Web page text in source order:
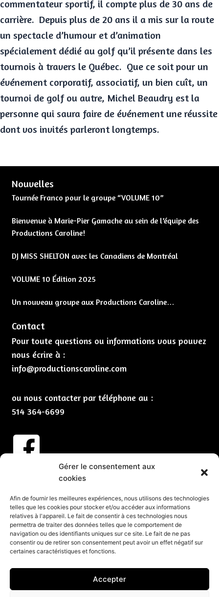
Gérer le consentement aux
cookies
Afin de fournir les meilleures expériences, nous utilisons des technologies
telles que les cookies pour stocker et/ou accéder aux informations
relatives à l'appareil. Le fait de consentir à ces technologies nous
permettra de traiter des données telles que le comportement de
navigation ou des identifiants uniques sur ce site. Le fait de ne pas
consentir ou de retirer son consentement peut avoir un effet négatif sur
certaines caractéristiques et fonctions.
Accepter
commentateur sportif, il compte plus de 30 ans de
carrière. Depuis plus de 20 ans il a mis sur la route
un spectacle d’humour et d’animation
spécialement dédié au golf qu’il présente dans les
tournois à travers le Québec. Que ce soit pour un
événement corporatif, associatif, un bien cuît, un
tournoi de golf ou autre, Michel Beaudry est la
personne qui saura faire de événement une réussite
dont vos invités parleront longtemps.
Nouvelles
Tournée Franco pour le groupe “VOLUME 10”
Bienvenue à Marie-Pier Gamache au sein de l’équipe des
Productions Caroline!
DJ MISS SHELTON avec les Canadiens de Montréal
VOLUME 10 Édition 2025
Un nouveau groupe aux Productions Caroline…
Contact
Pour toute questions ou informations vous pouvez
nous écrire à :
info@productionscaroline.com
ou nous contacter par téléphone au :
514 364-6699
Abonnez-vous à nos infolettres
Services
Spectacles et animation pour vos partys de Noël
Spectacles pour événements corporatifs
Groupes de musique pour événements
Organisation d’événements corporatifs